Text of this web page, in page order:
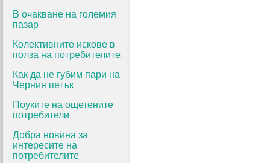
В очакване на големия
пазар
Колективните искове в
полза на потребителите.
Как да не губим пари на
Черния петък
Поуките на ощетените
потребители
Добра новина за
интересите на
потребителите